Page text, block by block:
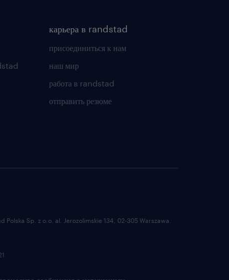
карьера в randstad
присоединиться к нам
наш мир
работа в randstad
отправить резюме
Sp. z o.o. al. Jerozolimskie 134, 02-305 Warszawa.